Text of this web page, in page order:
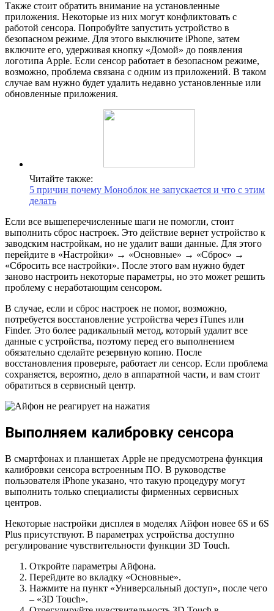
Также стоит обратить внимание на установленные
приложения. Некоторые из них могут конфликтовать с
работой сенсора. Попробуйте запустить устройство в
безопасном режиме. Для этого выключите iPhone, затем
включите его, удерживая кнопку «Домой» до появления
логотипа Apple. Если сенсор работает в безопасном режиме,
возможно, проблема связана с одним из приложений. В таком
случае вам нужно будет удалить недавно установленные или
обновленные приложения.
Читайте также:
5 причин почему Моноблок не запускается и что с этим
делать
Если все вышеперечисленные шаги не помогли, стоит
выполнить сброс настроек. Это действие вернет устройство к
заводским настройкам, но не удалит ваши данные. Для этого
перейдите в «Настройки» → «Основные» → «Сброс» →
«Сбросить все настройки». После этого вам нужно будет
заново настроить некоторые параметры, но это может решить
проблему с неработающим сенсором.
В случае, если и сброс настроек не помог, возможно,
потребуется восстановление устройства через iTunes или
Finder. Это более радикальный метод, который удалит все
данные с устройства, поэтому перед его выполнением
обязательно сделайте резервную копию. После
восстановления проверьте, работает ли сенсор. Если проблема
сохраняется, вероятно, дело в аппаратной части, и вам стоит
обратиться в сервисный центр.
Выполняем калибровку сенсора
В смартфонах и планшетах Apple не предусмотрена функция
калибровки сенсора встроенным ПО. В руководстве
пользователя iPhone указано, что такую процедуру могут
выполнить только специалисты фирменных сервисных
центров.
Некоторые настройки дисплея в моделях Айфон новее 6S и 6S
Plus присутствуют. В параметрах устройства доступно
регулирование чувствительности функции 3D Touch.
Откройте параметры Айфона.
Перейдите во вкладку «Основные».
Нажмите на пункт «Универсальный доступ», после чего
– «3D Touch».